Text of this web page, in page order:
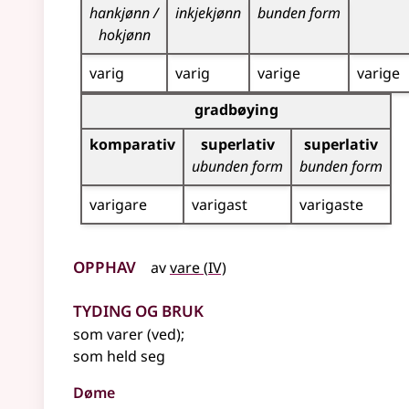
hankjønn /
hokjønn
inkjekjønn bunden form
varig varig varige
varige
Bøyningstabell for dette adjektivet
gradbøying
komparativ
superlativ
ubunden form
superlativ
bunden form
varigare
varigast varigaste
Opphav avvare(4
IV)
Tyding og bruk
som varer (ved);
som held seg
Døme